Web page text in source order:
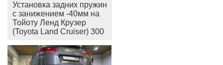
Установка задних пружин
с занижением -40мм на
Тойоту Ленд Крузер
(Toyota Land Cruiser) 300